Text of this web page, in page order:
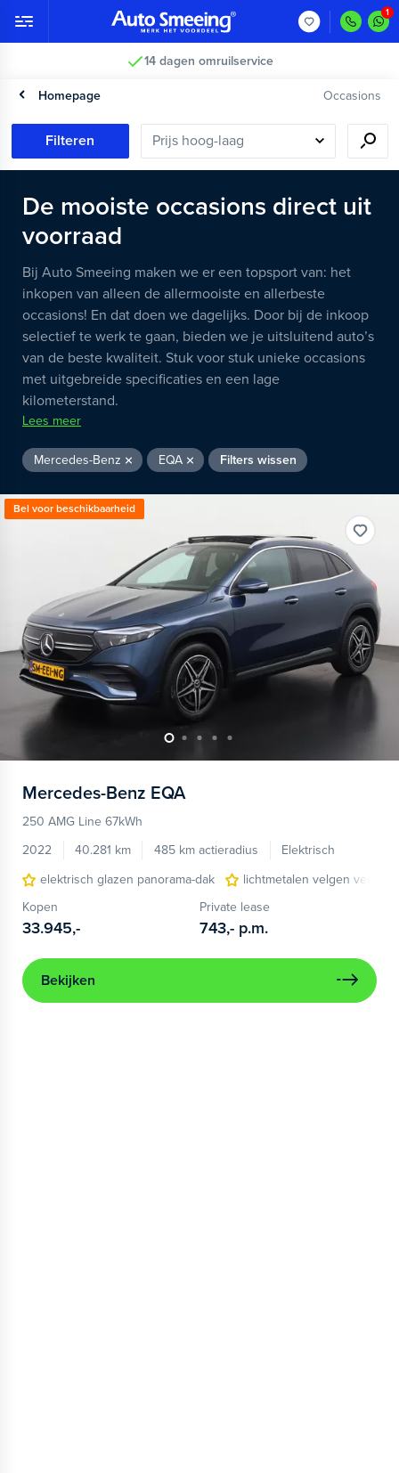
14 dagen omruilservice
Homepage Occasions
Filteren
De mooiste occasions direct uit
voorraad
Bij Auto Smeeing maken we er een topsport van: het
inkopen van alleen de allermooiste en allerbeste
occasions! En dat doen we dagelijks. Door bij de inkoop
selectief te werk te gaan, bieden we je uitsluitend auto’s
van de beste kwaliteit. Stuk voor stuk unieke occasions
met uitgebreide specificaties en een lage
kilometerstand.
Lees meer
Mercedes-Benz EQA Filters wissen
Bel voor beschikbaarheid
Mercedes-Benz EQA
250 AMG Line 67kWh
2022
40.281 km 485 km actieradius
Elektrisch
elektrisch glazen panorama-dak
lichtmetalen velgen veel-
Kopen
33.945,-
Private lease
743,- p.m.
Bekijken